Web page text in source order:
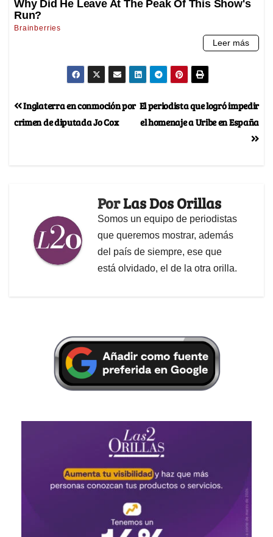
El periodista que logró impedir
el homenaje a Uribe en España
Inglaterra en conmoción por
crimen de diputada Jo Cox
PorLas Dos Orillas
Somos un equipo de periodistas
que queremos mostrar, además
del país de siempre, ese que
está olvidado, el de la otra orilla.